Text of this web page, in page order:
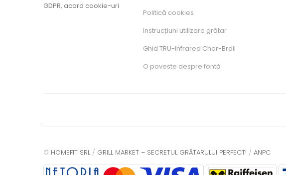
GDPR, acord cookie-uri
Politică cookies
Instrucțiuni utilizare grătar
Ghid TRU-Infrared Char-Broil
O poveste despre fontă
© HOMEFIT SRL/ GRILL MARKET – SECRETUL GRĂTARULUI PERFECT! / ANPC